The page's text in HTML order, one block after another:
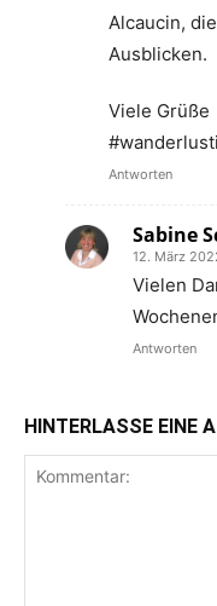
Alcaucin,
Ausblicken.
Viele Grüße
Antworten
Sabine
12. März
Vielen
Antworten
HINTERLASSE EINE